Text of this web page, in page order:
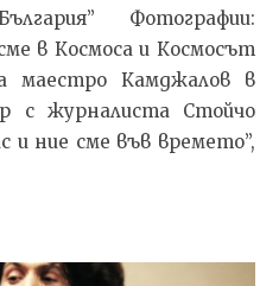
Фотографии:
в Космоса и Космосът
маестро Камджалов в
с журналиста Стойчо
и ние сме във времето”,